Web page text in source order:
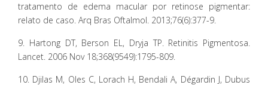
tratamento de edema macular por retinose pigmentar:
relato de caso. Arq Bras Oftalmol. 2013;76(6):377-9.
9. Hartong DT, Berson EL, Dryja TP. Retinitis Pigmentosa.
Lancet. 2006 Nov 18;368(9549):1795-809.
10. Djilas M, Oles C, Lorach H, Bendali A, Dégardin J, Dubus